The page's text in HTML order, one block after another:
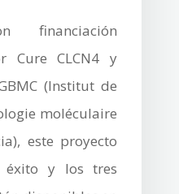
financiación
Cure CLCN4 y
(Institut de
moléculaire
este proyecto
éxito y los tres